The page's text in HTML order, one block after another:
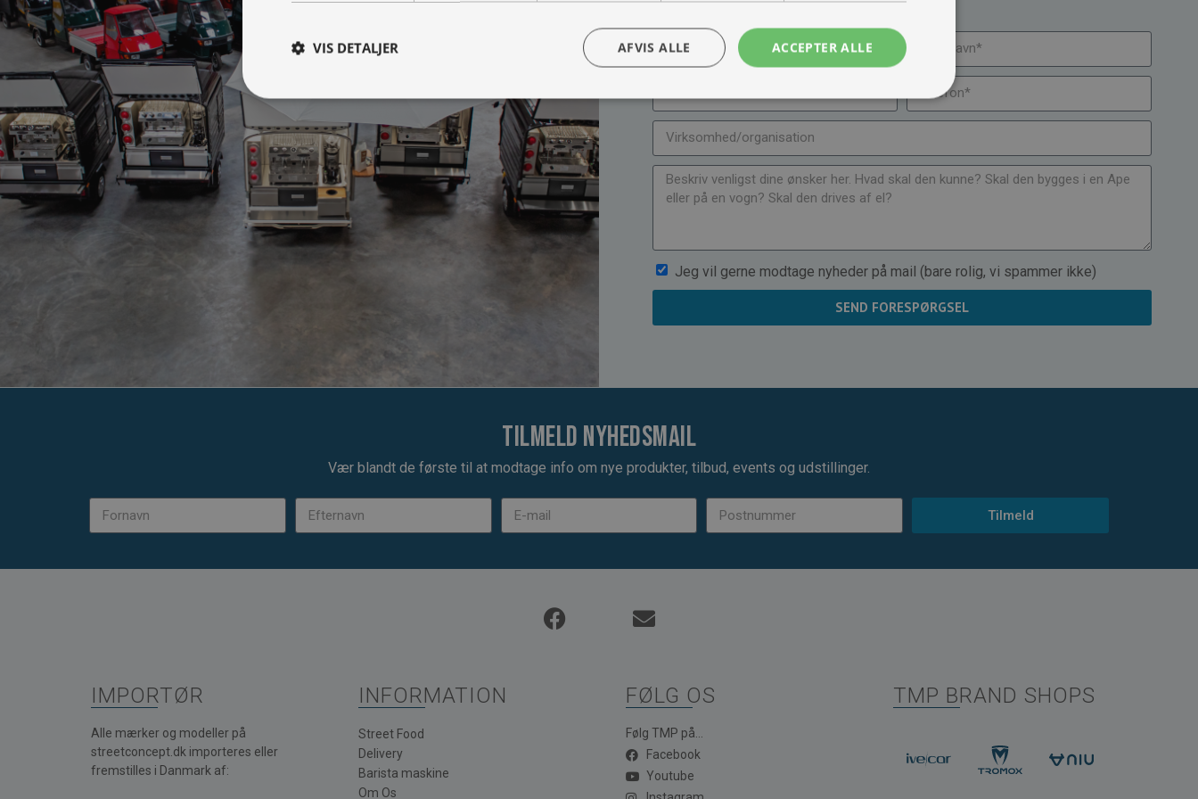
muligheder, priser mm.
Jeg vil gerne modtage nyheder på mail (bare rolig, vi spammer ikke)
SEND FORESPØRGSEL
Tilmeld nyhedsmail
Vær blandt de første til at modtage info om nye produkter, tilbud, events og udstillinger.
Tilmeld
IMPORTØR
Alle mærker og modeller på
streetconcept.dk importeres eller
fremstilles i Danmark af:
INFORMATION
Street Food
Delivery
Barista maskine
Om Os
FØLG OS
Følg TMP på...
Facebook
Youtube
TMP BRAND SHOPS
ACCEPTER ALLE
AFVIS ALLE
VIS DETALJER